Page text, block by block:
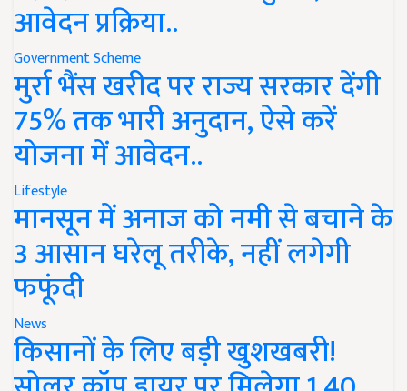
आवेदन प्रक्रिया..
Government Scheme
मुर्रा भैंस खरीद पर राज्य सरकार देंगी
75% तक भारी अनुदान, ऐसे करें
योजना में आवेदन..
Lifestyle
मानसून में अनाज को नमी से बचाने के
3 आसान घरेलू तरीके, नहीं लगेगी
फफूंदी
News
किसानों के लिए बड़ी खुशखबरी!